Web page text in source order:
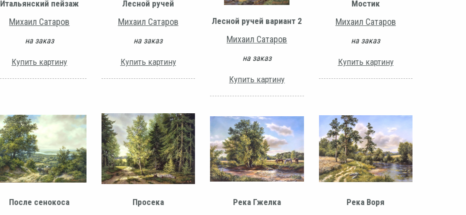
Итальянский пейзаж
Михаил Сатаров
на заказ
Купить картину
Лесной ручей
Михаил Сатаров
на заказ
Купить картину
Лесной ручей вариант 2
Михаил Сатаров
на заказ
Купить картину
Мостик
Михаил Сатаров
на заказ
Купить картину
После сенокоса Просека Река Гжелка Река Воря